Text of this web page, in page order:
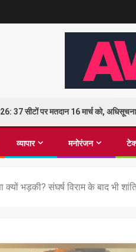
37 सीटों पर मतदान 16 मार्च को,
व्यापार मनोरंजन
क्यों भड़की? संघर्ष विराम के बाद भी